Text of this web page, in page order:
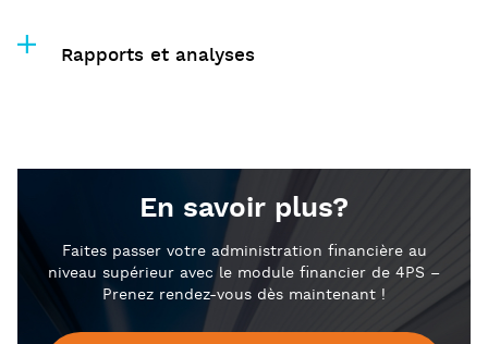
Rapports et analyses
En savoir plus?
Faites passer votre administration financière au
niveau supérieur avec le module financier de 4PS –
Prenez rendez-vous dès maintenant !